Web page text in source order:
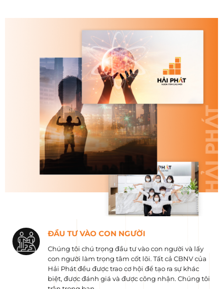
ĐẦU TƯ VÀO CON NGƯỜI
Chúng tôi chú trọng đầu tư vào con người và lấy
con người làm trọng tâm cốt lõi. Tất cả CBNV của
Hải Phát đều được trao cơ hội để tạo ra sự khác
biệt, được đánh giá và được công nhận. Chúng tôi